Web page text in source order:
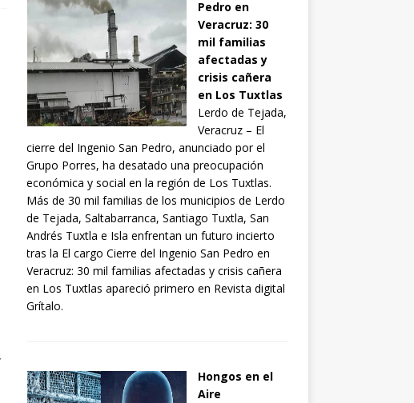
Pedro en
Veracruz: 30
mil familias
afectadas y
crisis cañera
en Los Tuxtlas
Lerdo de Tejada,
Veracruz – El
cierre del Ingenio San Pedro, anunciado por el
Grupo Porres, ha desatado una preocupación
económica y social en la región de Los Tuxtlas.
Más de 30 mil familias de los municipios de Lerdo
de Tejada, Saltabarranca, Santiago Tuxtla, San
Andrés Tuxtla e Isla enfrentan un futuro incierto
tras la El cargo Cierre del Ingenio San Pedro en
Veracruz: 30 mil familias afectadas y crisis cañera
en Los Tuxtlas apareció primero en Revista digital
Grítalo.
Hongos en el
Aire